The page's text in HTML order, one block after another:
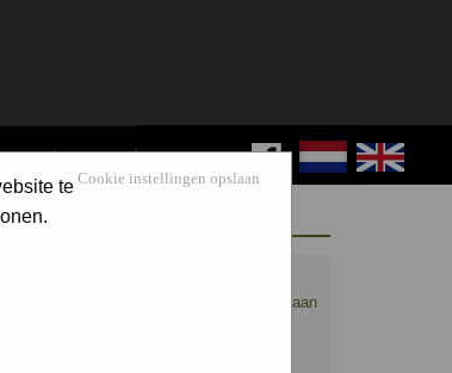
LOG IN
Cookie instellingen opslaan
te
WELCOME GUEST
Maak nu een account aan